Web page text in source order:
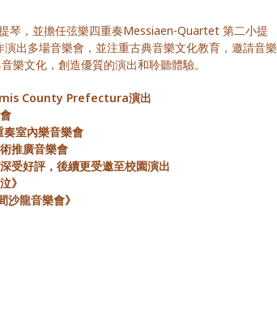
琴，並擔任弦樂四重奏Messiaen-Quartet 第二小提
出多場音樂會，並注重古典音樂文化教育，邀請音樂
樂文化，創造優質的演出和聆聽體驗。
County Prefectura演出
室內樂音樂會
推廣音樂會
受好評，後續更受邀至校園演出
》
龍音樂會》